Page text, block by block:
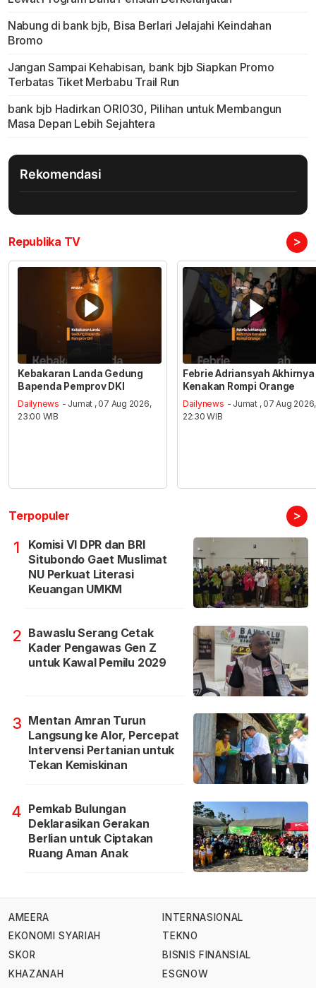
Nabung di bank bjb, Bisa Berlari Jelajahi Keindahan
Bromo
Jangan Sampai Kehabisan, bank bjb Siapkan Promo
Terbatas Tiket Merbabu Trail Run
bank bjb Hadirkan ORI030, Pilihan untuk Membangun
Masa Depan Lebih Sejahtera
Rekomendasi
Republika TV >
Kebakaran Landa Gedung
Bapenda Pemprov DKI
Dailynews - Jumat , 07 Aug 2026,
23:00 WIB
Febrie Adriansyah Akhirnya
Kenakan Rompi Orange
Dailynews - Jumat , 07 Aug 2026,
22:30 WIB
Terpopuler >
1
Komisi VI DPR dan BRI
Situbondo Gaet Muslimat
NU Perkuat Literasi
Keuangan UMKM
2 Bawaslu Serang Cetak
Kader Pengawas Gen Z
untuk Kawal Pemilu 2029
3 Mentan Amran Turun
Langsung ke Alor, Percepat
Intervensi Pertanian untuk
Tekan Kemiskinan
4 Pemkab Bulungan
Deklarasikan Gerakan
Berlian untuk Ciptakan
Ruang Aman Anak
AMEERA
EKONOMI SYARIAH
SKOR
KHAZANAH
INTERNASIONAL
TEKNO
BISNIS FINANSIAL
ESGNOW